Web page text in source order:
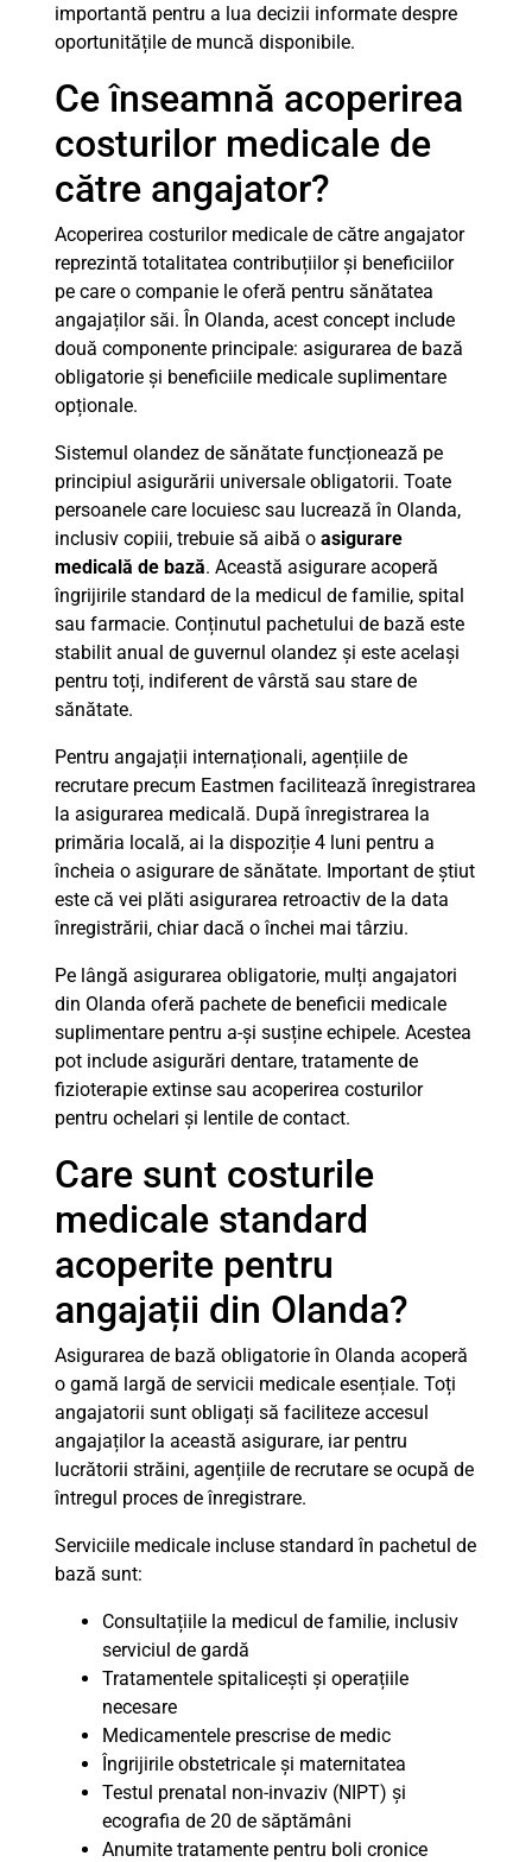
importantă pentru a lua decizii informate despre
oportunitățile de muncă disponibile.
Ce înseamnă acoperirea
costurilor medicale de
către angajator?
Acoperirea costurilor medicale de către angajator
reprezintă totalitatea contribuțiilor și beneficiilor
pe care o companie le oferă pentru sănătatea
angajaților săi. În Olanda, acest concept include
două componente principale: asigurarea de bază
obligatorie și beneficiile medicale suplimentare
opționale.
Sistemul olandez de sănătate funcționează pe
principiul asigurării universale obligatorii. Toate
persoanele care locuiesc sau lucrează în Olanda,
inclusiv copiii, trebuie să aibă o asigurare
medicală de bază. Această asigurare acoperă
îngrijirile standard de la medicul de familie, spital
sau farmacie. Conținutul pachetului de bază este
stabilit anual de guvernul olandez și este același
pentru toți, indiferent de vârstă sau stare de
sănătate.
Pentru angajații internaționali, agențiile de
recrutare precum Eastmen facilitează înregistrarea
la asigurarea medicală. După înregistrarea la
primăria locală, ai la dispoziție 4 luni pentru a
încheia o asigurare de sănătate. Important de știut
este că vei plăti asigurarea retroactiv de la data
înregistrării, chiar dacă o închei mai târziu.
Pe lângă asigurarea obligatorie, mulți angajatori
din Olanda oferă pachete de beneficii medicale
suplimentare pentru a-și susține echipele. Acestea
pot include asigurări dentare, tratamente de
fizioterapie extinse sau acoperirea costurilor
pentru ochelari și lentile de contact.
Care sunt costurile
medicale standard
acoperite pentru
angajații din Olanda?
Asigurarea de bază obligatorie în Olanda acoperă
o gamă largă de servicii medicale esențiale. Toți
angajatorii sunt obligați să faciliteze accesul
angajaților la această asigurare, iar pentru
lucrătorii străini, agențiile de recrutare se ocupă de
întregul proces de înregistrare.
Serviciile medicale incluse standard în pachetul de
bază sunt:
Consultațiile la medicul de familie, inclusiv
serviciul de gardă
Tratamentele spitalicești și operațiile
necesare
Medicamentele prescrise de medic
Îngrijirile obstetricale și maternitatea
Testul prenatal non-invaziv (NIPT) și
ecografia de 20 de săptămâni
Anumite tratamente pentru boli cronice